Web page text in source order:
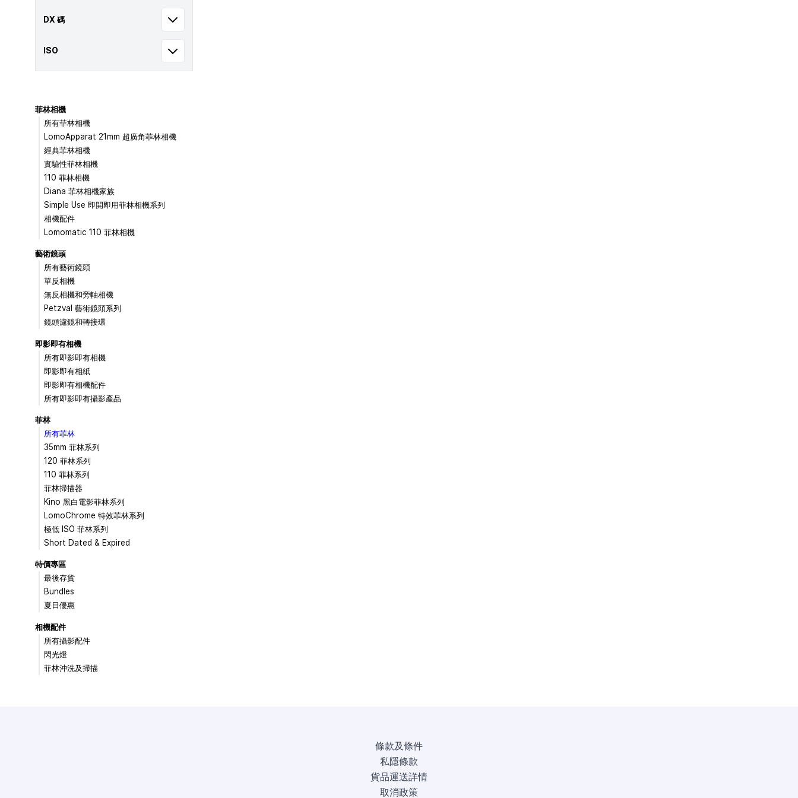
DX 碼
ISO
菲林相機
所有菲林相機
LomoApparat 21mm 超廣角菲林相機
經典菲林相機
實驗性菲林相機
110 菲林相機
Diana 菲林相機家族
Simple Use 即開即用菲林相機系列
相機配件
Lomomatic 110 菲林相機
藝術鏡頭
所有藝術鏡頭
單反相機
無反相機和旁軸相機
Petzval 藝術鏡頭系列
鏡頭濾鏡和轉接環
即影即有相機
所有即影即有相機
即影即有相紙
即影即有相機配件
所有即影即有攝影產品
菲林
所有菲林
35mm 菲林系列
120 菲林系列
110 菲林系列
菲林掃描器
Kino 黑白電影菲林系列
LomoChrome 特效菲林系列
極低 ISO 菲林系列
Short Dated & Expired
特價專區
最後存貨
Bundles
夏日優惠
相機配件
所有攝影配件
閃光燈
菲林沖洗及掃描
條款及條件
私隱條款
貨品運送詳情
取消政策